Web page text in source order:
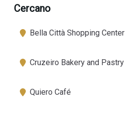
Cercano
Bella Città Shopping Center
Cruzeiro Bakery and Pastry
Quiero Café